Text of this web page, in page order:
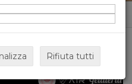
Rifiuta tutti